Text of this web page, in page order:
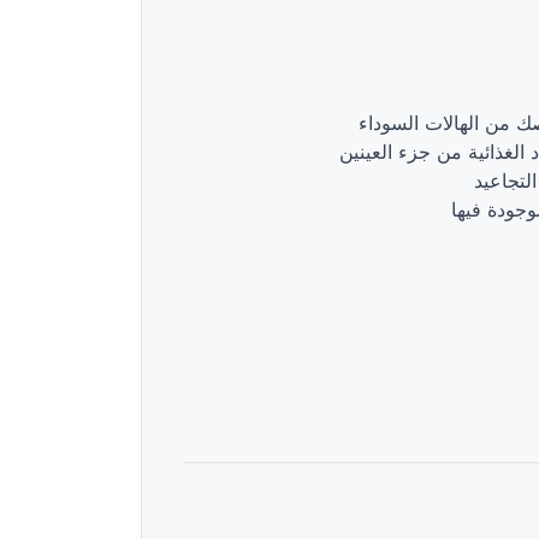
من الهالات السوداء
من جزء العينين
فيها